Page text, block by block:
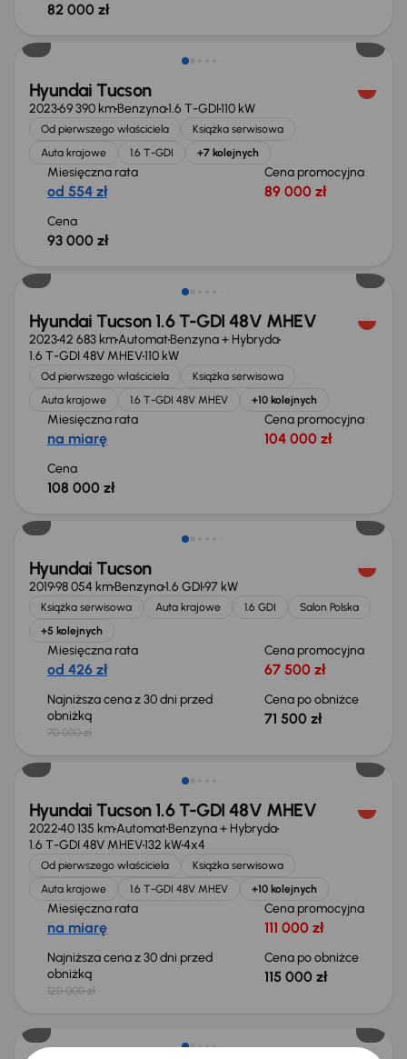
82 000 zł
Hyundai Tucson
202369 390 kmBenzyna1.6 T-GDI110 kW
Od pierwszego właściciela
Książka serwisowa
Auta krajowe
1.6 T-GDI +7 kolejnych
Miesięczna rata
od 554 zł
Cena promocyjna
89 000 zł
Cena
93 000 zł
Hyundai Tucson 1.6 T-GDI 48V MHEV
202342 683 kmAutomatBenzyna + Hybryda
1.6 T-GDI 48V MHEV110 kW
Od pierwszego właściciela
Książka serwisowa
Auta krajowe
1.6 T-GDI 48V MHEV +10 kolejnych
Miesięczna rata
na miarę
Cena promocyjna
104 000 zł
Cena
108 000 zł
Hyundai Tucson
201998 054 kmBenzyna1.6 GDI97 kW
Książka serwisowa Auta krajowe 1.6 GDI
Salon Polska
+5 kolejnych
Miesięczna rata
od 426 zł
Cena promocyjna
67 500 zł
Najniższa cena z 30 dni przed
obniżką
70 000 zł
Cena po obniżce
71 500 zł
Taniej o 5 000 zł
Hyundai Tucson 1.6 T-GDI 48V MHEV
202240 135 kmAutomatBenzyna + Hybryda
1.6 T-GDI 48V MHEV132 kW4x4
Od pierwszego właściciela
Książka serwisowa
Auta krajowe
1.6 T-GDI 48V MHEV +10 kolejnych
Miesięczna rata
na miarę
Cena promocyjna
111 000 zł
Najniższa cena z 30 dni przed
obniżką
120 000 zł
Cena po obniżce
115 000 zł